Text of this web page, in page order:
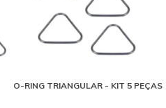
O-RING TRIANGULAR - KIT 5 PEÇAS